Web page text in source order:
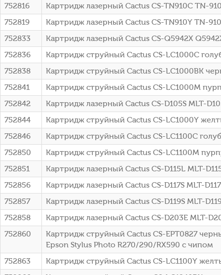
752816
Картридж лазерный Cactus CS-TN910C TN-
752819
Картридж лазерный Cactus CS-TN910Y TN-
752833
Картридж лазерный Cactus CS-Q5942X
752836
Картридж струйный Cactus CS-LC1000C
752838
Картридж струйный Cactus CS-LC1000BK
752841
Картридж струйный Cactus CS-LC1000M
752842
Картридж лазерный Cactus CS-D105S MLT-
752844
Картридж струйный Cactus CS-LC1000Y
752846
Картридж струйный Cactus CS-LC1100C
752850
Картридж струйный Cactus CS-LC1100M
752851
Картридж лазерный Cactus CS-D115L MLT-
752856
Картридж лазерный Cactus CS-D117S MLT-
752857
Картридж лазерный Cactus CS-D119S MLT-
752858
Картридж лазерный Cactus CS-D203E MLT-
752860
Картридж струйный Cactus CS-EPT0827
Epson Stylus Photo R270/290/RX590 с чипом
752863
Картридж струйный Cactus CS-LC1100Y